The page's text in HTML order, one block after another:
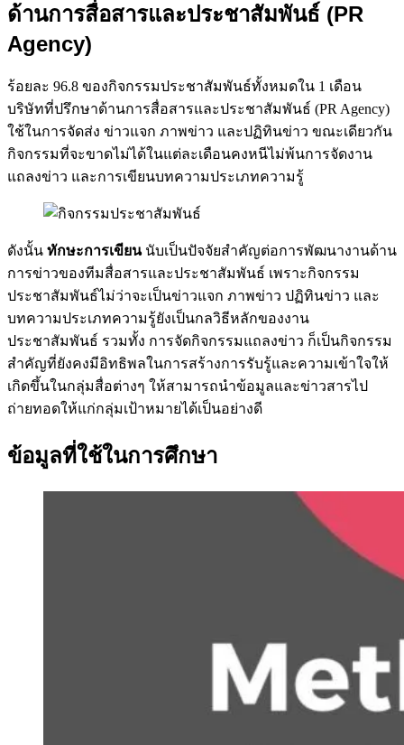
ด้านการสื่อสารและประชาสัมพันธ์ (PR
Agency)
ร้อยละ 96.8 ของกิจกรรมประชาสัมพันธ์ทั้งหมดใน 1 เดือน
บริษัทที่ปรึกษาด้านการสื่อสารและประชาสัมพันธ์ (PR Agency)
ใช้ในการจัดส่ง ข่าวแจก ภาพข่าว และปฏิทินข่าว ขณะเดียวกัน
กิจกรรมที่จะขาดไม่ได้ในแต่ละเดือนคงหนีไม่พ้นการจัดงาน
แถลงข่าว และการเขียนบทความประเภทความรู้
ดังนั้น ทักษะการเขียนนับเป็นปัจจัยสำคัญต่อการพัฒนางานด้าน
การข่าวของทีมสื่อสารและประชาสัมพันธ์ เพราะกิจกรรม
ประชาสัมพันธ์ไม่ว่าจะเป็นข่าวแจก ภาพข่าว ปฏิทินข่าว และ
บทความประเภทความรู้ยังเป็นกลวิธีหลักของงาน
ประชาสัมพันธ์ รวมทั้ง การจัดกิจกรรมแถลงข่าว ก็เป็นกิจกรรม
สำคัญที่ยังคงมีอิทธิพลในการสร้างการรับรู้และความเข้าใจให้
เกิดขึ้นในกลุ่มสื่อต่างๆ ให้สามารถนำข้อมูลและข่าวสารไป
ถ่ายทอดให้แก่กลุ่มเป้าหมายได้เป็นอย่างดี
ข้อมูลที่ใช้ในการศึกษา